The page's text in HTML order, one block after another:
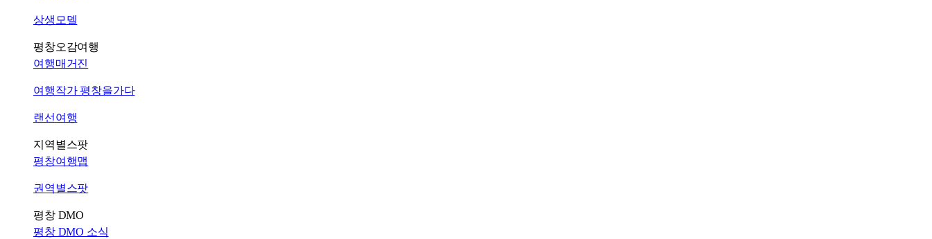
상생모델
평창오감여행
여행매거진
여행작가 평창을가다
랜선여행
지역별스팟
평창여행맵
권역별스팟
평창 DMO
평창 DMO 소식